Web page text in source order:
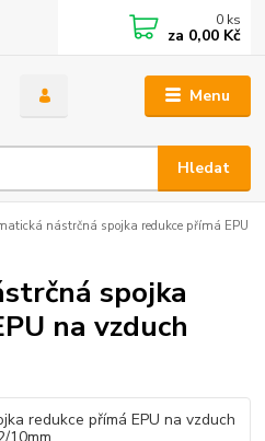
Menu
Hledat
0 ks
za 0,00 Kč
nástrčná spojka redukce přímá EPU
spojka
na vzduch